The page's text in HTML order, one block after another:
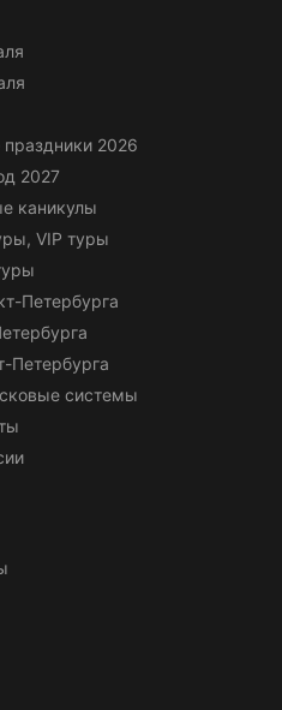
2026
2027
каникулы
VIP туры
Петербурга
Петербурга
системы